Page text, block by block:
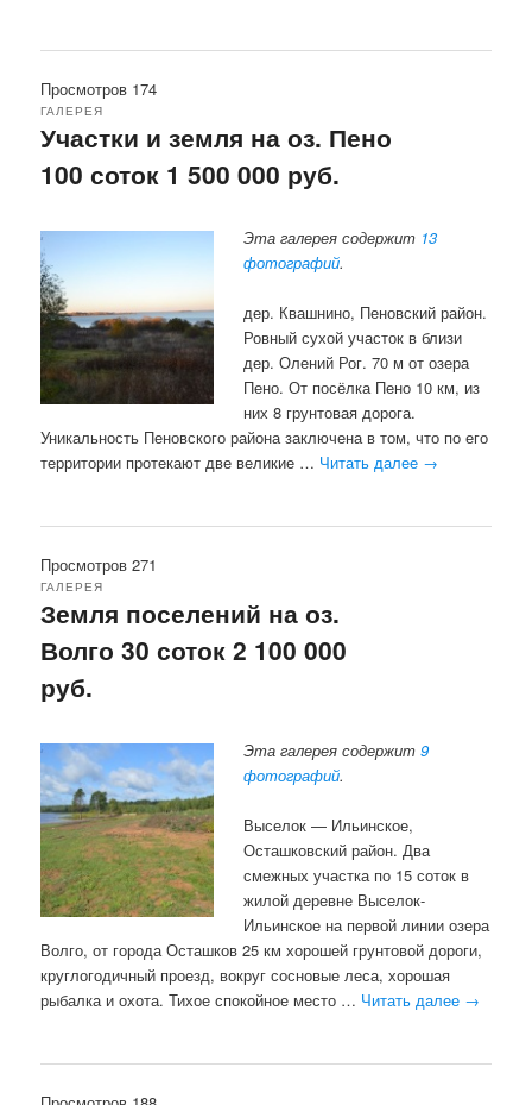
Просмотров 174
Участки и земля на оз. Пено
100 соток 1 500 000 руб.
ГАЛЕРЕЯ
Эта галерея содержит 13
фотографий.
дер. Квашнино, Пеновский район.
Ровный сухой участок в близи
дер. Олений Рог. 70 м от озера
Пено. От посёлка Пено 10 км, из
них 8 грунтовая дорога.
Уникальность Пеновского района заключена в том, что по его
территории протекают две великие … Читать далее →
Просмотров 271
Земля поселений на оз.
Волго 30 соток 2 100 000
руб.
ГАЛЕРЕЯ
Эта галерея содержит9
фотографий.
Выселок — Ильинское,
Осташковский район. Два
смежных участка по 15 соток в
жилой деревне Выселок-
Ильинское на первой линии озера
Волго, от города Осташков 25 км хорошей грунтовой дороги,
круглогодичный проезд, вокруг сосновые леса, хорошая
рыбалка и охота. Тихое спокойное место … Читать далее →